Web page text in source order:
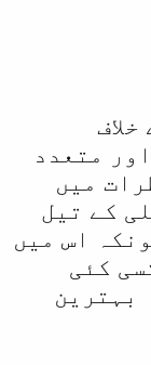
اور متعدد
میں
کے تیل
اس میں
کئی
بہترین